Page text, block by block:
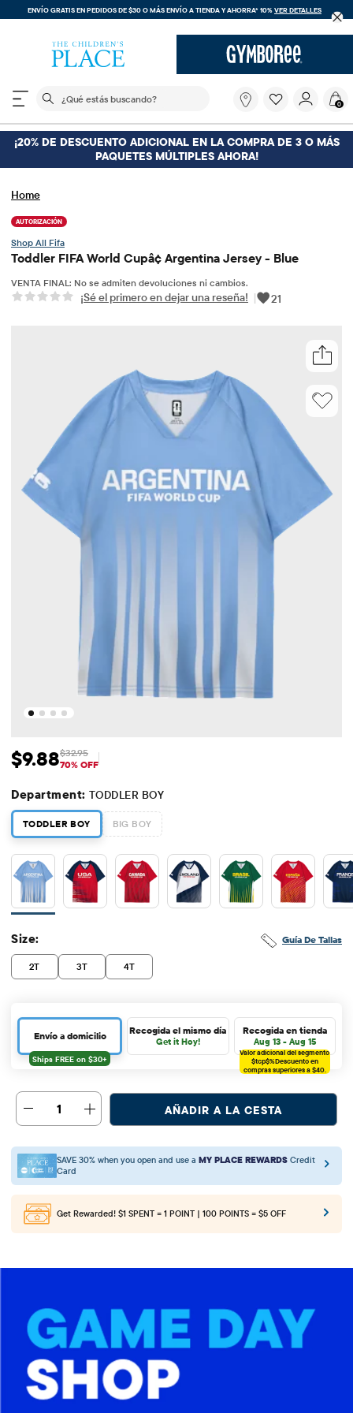
ENVÍO GRATIS EN PEDIDOS DE $30 O MÁSENVÍO A TIENDA Y AHORRA* 10%VER DETALLES
El siguiente campo de búsqueda filtra las
buscando?
0
¡20% DE DESCUENTO ADICIONAL EN LA COMPRA DE 3 O MÁS
PAQUETES MÚLTIPLES AHORA!
Home
AUTORIZACIÓN
Fifa
Toddler FIFA World Cupâ¢ Argentina Jersey - Blue
VENTA FINAL: No se admiten devoluciones ni cambios.
¡Sé el primero en dejar una reseña! | 21
Precio de venta: $9.88
$9.88 Precio original: $32.95
$32.95
70% OFF
Department: TODDLER BOY
TODDLER BOY BIG BOY
Guía De Tallas
Size:
2T 3T 4T
Envío a domicilio Recogida el mismo día
Get it Hoy!
Recogida en tienda
Aug 13 - Aug 15
Valor adicional del segmento
$tcp$%Descuento en
compras superiores a $40.
1 AÑADIR A LA CESTA
SAVE 30% when you open and use a MY PLACE REWARDS Credit
Card
Get Rewarded! $1 SPENT = 1 POINT | 100 POINTS = $5 OFF